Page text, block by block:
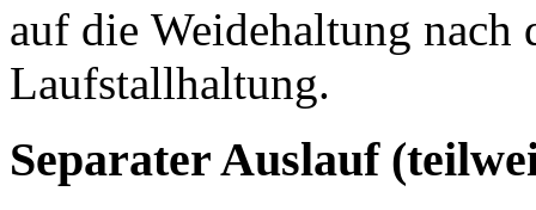
auf die Weidehaltung
Laufstallhaltung.
Separater Auslauf